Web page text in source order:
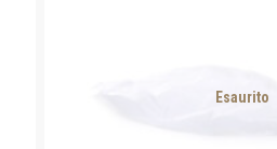
Esaurito